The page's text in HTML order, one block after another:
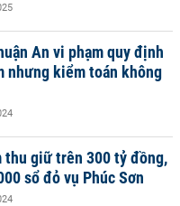
An vi phạm quy định
nhưng kiểm toán không
thu giữ trên 300 tỷ đồng,
sổ đỏ vụ Phúc Sơn